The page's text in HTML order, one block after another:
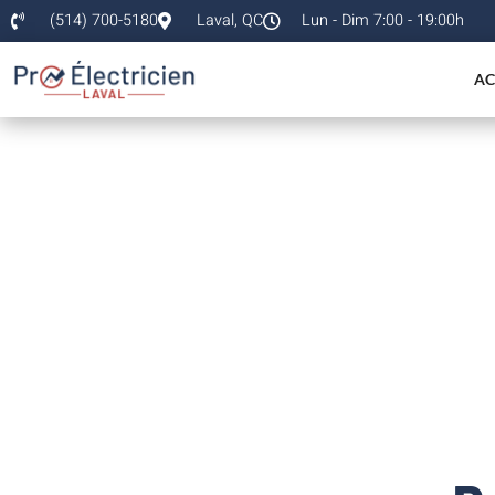
(514) 700-5180 Laval, QC Lun - Dim 7:00 - 19:00h